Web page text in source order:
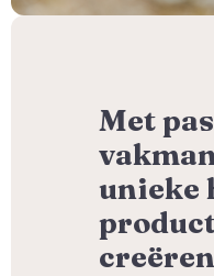
Met
unieke